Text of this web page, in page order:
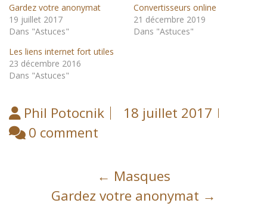
Gardez votre anonymat
19 juillet 2017
Dans "Astuces"
Convertisseurs online
21 décembre 2019
Dans "Astuces"
Les liens internet fort utiles
23 décembre 2016
Dans "Astuces"
Phil Potocnik
18 juillet 2017
0 comment
← Masques
Gardez votre anonymat →